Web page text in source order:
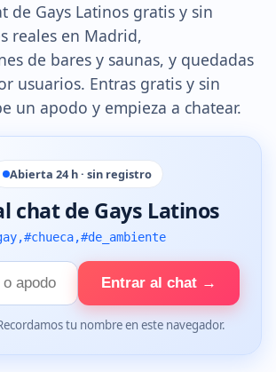
de Gays Latinos gratis y sin
reales en Madrid,
de bares y saunas, y quedadas
usuarios. Entras gratis y sin
un apodo y empieza a chatear.
Abierta 24 h · sin registro
chat de Gays Latinos
Entrar al chat →
tu nombre en este navegador.